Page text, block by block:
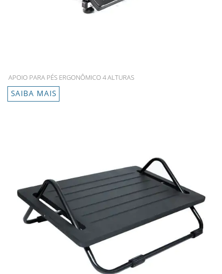
APOIO PARA PÉS ERGONÔMICO 4 ALTURAS
SAIBA MAIS